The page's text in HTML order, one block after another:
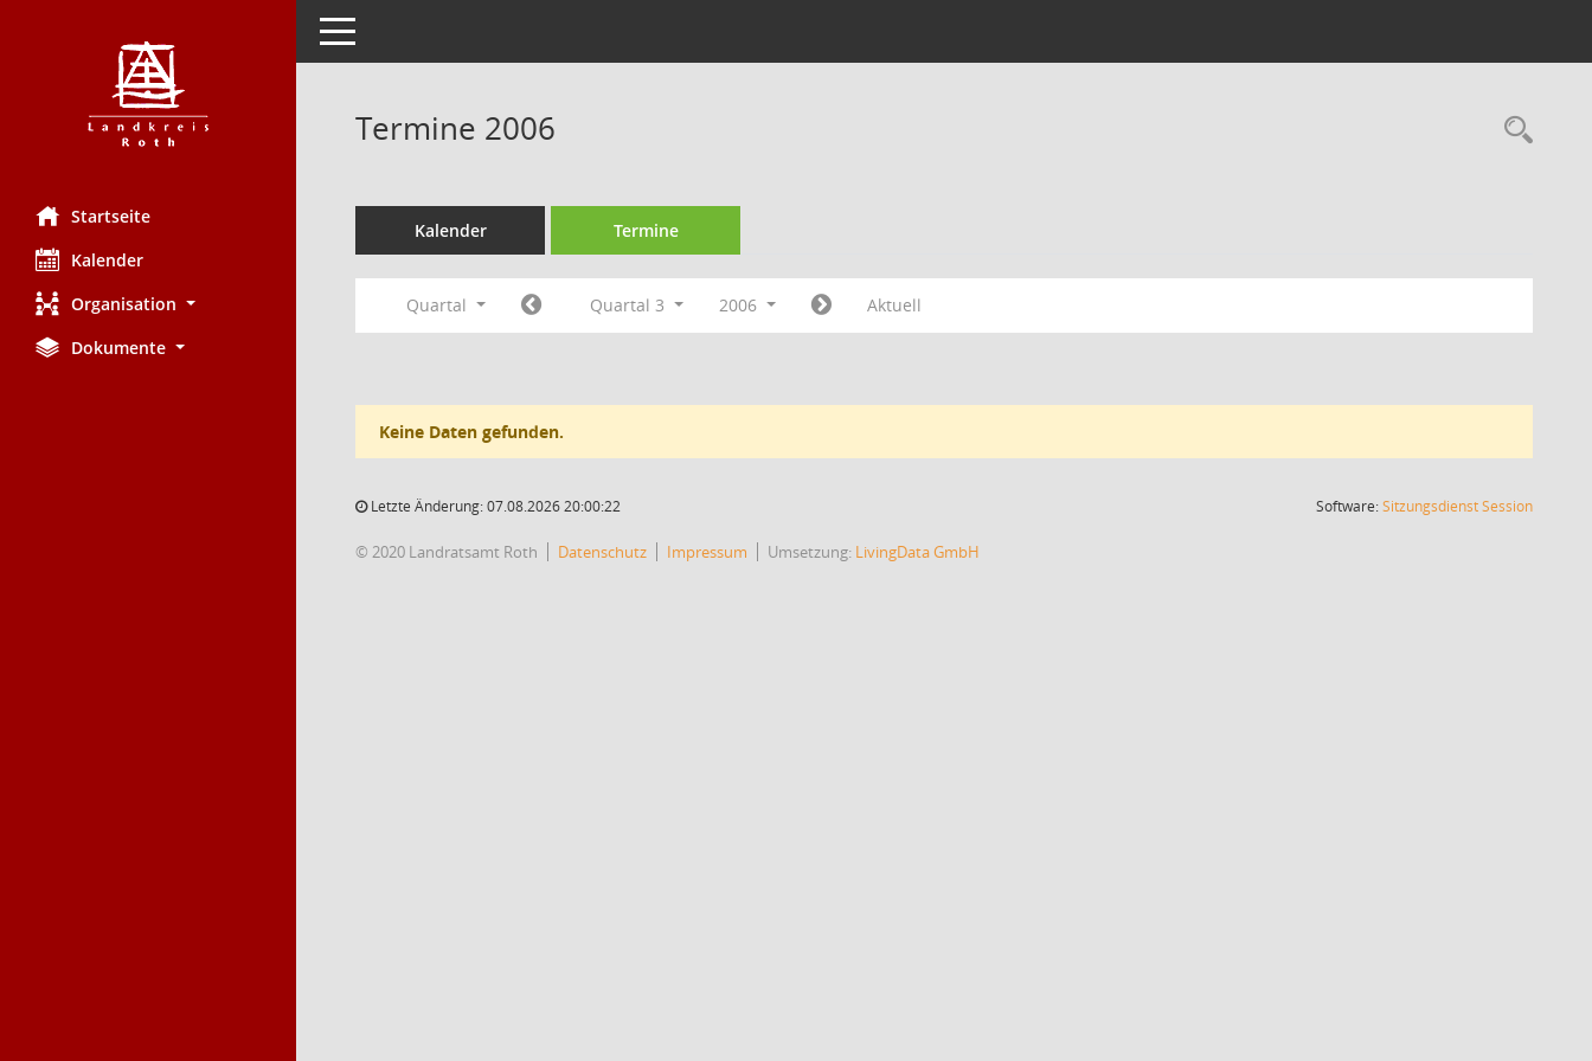
Startseite
Kalender
Organisation
Dokumente
Toggle navigation
Termine 2006
Kalender Termine
Quartal Quartal 3 2006 Aktuell
Keine Daten gefunden.
Letzte Änderung: 07.08.2026 20:00:22 Software:SitzungsdienstSession(Wird in
© 2020 Landratsamt Roth Datenschutz Impressum Umsetzung: LivingData GmbH